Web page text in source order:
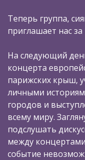
Теперь группа,
приглашает нас за
На следующий
концерта
парижских крыш,
личными
городов и
всему миру.
подслушать
между
событие